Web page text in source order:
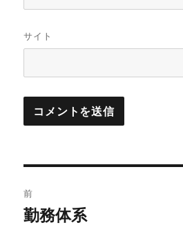
サイト
稿
前
前
勤務体系